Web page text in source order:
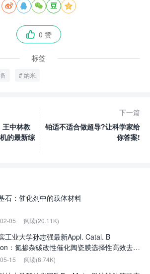
    
 0 赞
标签
纳米
中林教
的最新综
下一篇
铂适不适合做超导?让科学家给
你答案!
石：催化剂中的载体材料
05 阅读(20.11K)
工业大学孙志强最新Appl. Catal. B
：氮掺杂碳改性催化陶瓷膜选择性高效去除
物15 阅读(8.74K)